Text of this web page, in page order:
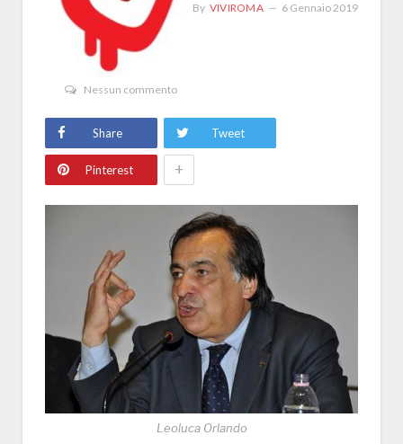
By VIVIROMA 6 Gennaio 2019
Nessun commento
Share Tweet
Pinterest +
Leoluca Orlando